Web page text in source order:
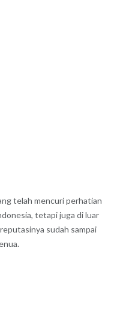
telah mencuri perhatian
tetapi juga di luar
sudah sampai